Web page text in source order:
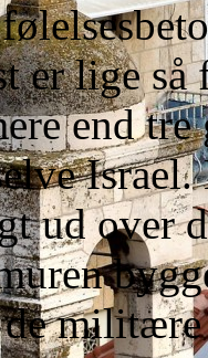
er lige så
end tre
ud over